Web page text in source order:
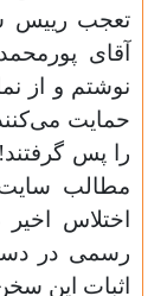
تعجب رییس
آقای
نوشتم و از
حمایت
را پس
مطالب
اختلاس
رسمی در
اثبات این